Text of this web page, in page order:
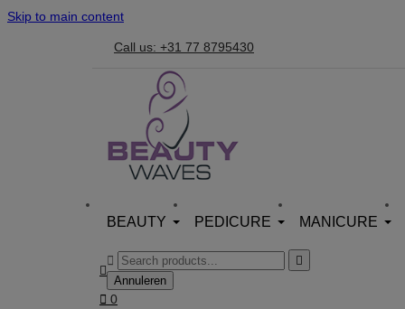
Skip to main content
Call us: +31 77 8795430
BEAUTY PEDICURE MANICURE



Annuleren
 0